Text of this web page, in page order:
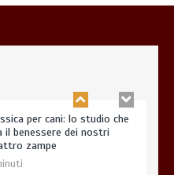
per cani: lo studio che
il benessere dei nostri
zampe